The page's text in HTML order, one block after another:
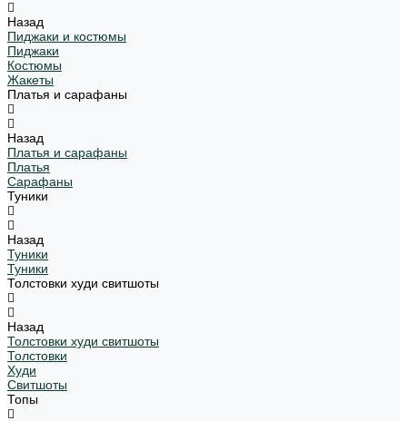
Назад
Пиджаки и костюмы
Пиджаки
Костюмы
Жакеты
Платья и сарафаны
Назад
Платья и сарафаны
Платья
Сарафаны
Туники
Назад
Туники
Туники
Толстовки худи свитшоты
Назад
Толстовки худи свитшоты
Толстовки
Худи
Свитшоты
Топы